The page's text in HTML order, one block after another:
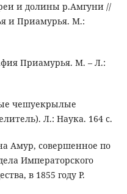
и долины р.Амгуни //
и Приамурья. М.:
Приамурья. М. – Л.:
чешуекрылые
Л.: Наука. 164 с.
Амур, совершенное по
Императорского
в 1855 году Р.